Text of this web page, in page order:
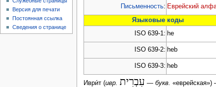
Письменность: Еврейский
Языковые коды
ISO 639-1: he
ISO 639-2: heb
ISO 639-3: heb
Иври́т (ивр. עִבְרִית — букв. «еврейская»)
Версия для печати
Постоянная ссылка
Сведения о странице